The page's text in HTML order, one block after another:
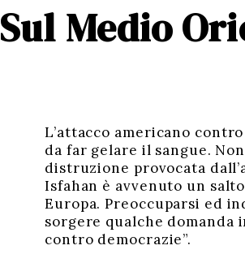
Sul Medio
L’attacco americano
da far gelare il sangue.
distruzione provocata
Isfahan è avvenuto un
Europa. Preoccuparsi ed
sorgere qualche
contro democrazie”.